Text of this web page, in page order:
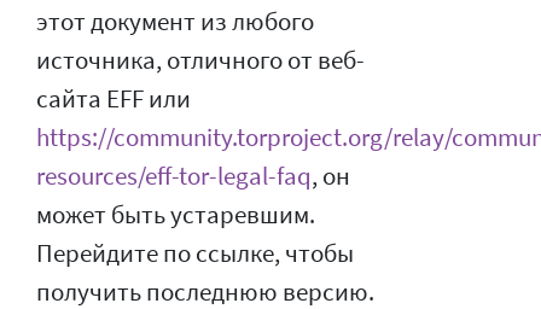
этот документ из любого
источника, отличного от веб-
сайта EFF или
https://community.torproject.org/relay/
resources/eff-tor-legal-faq, он
может быть устаревшим.
Перейдите по ссылке, чтобы
получить последнюю версию.